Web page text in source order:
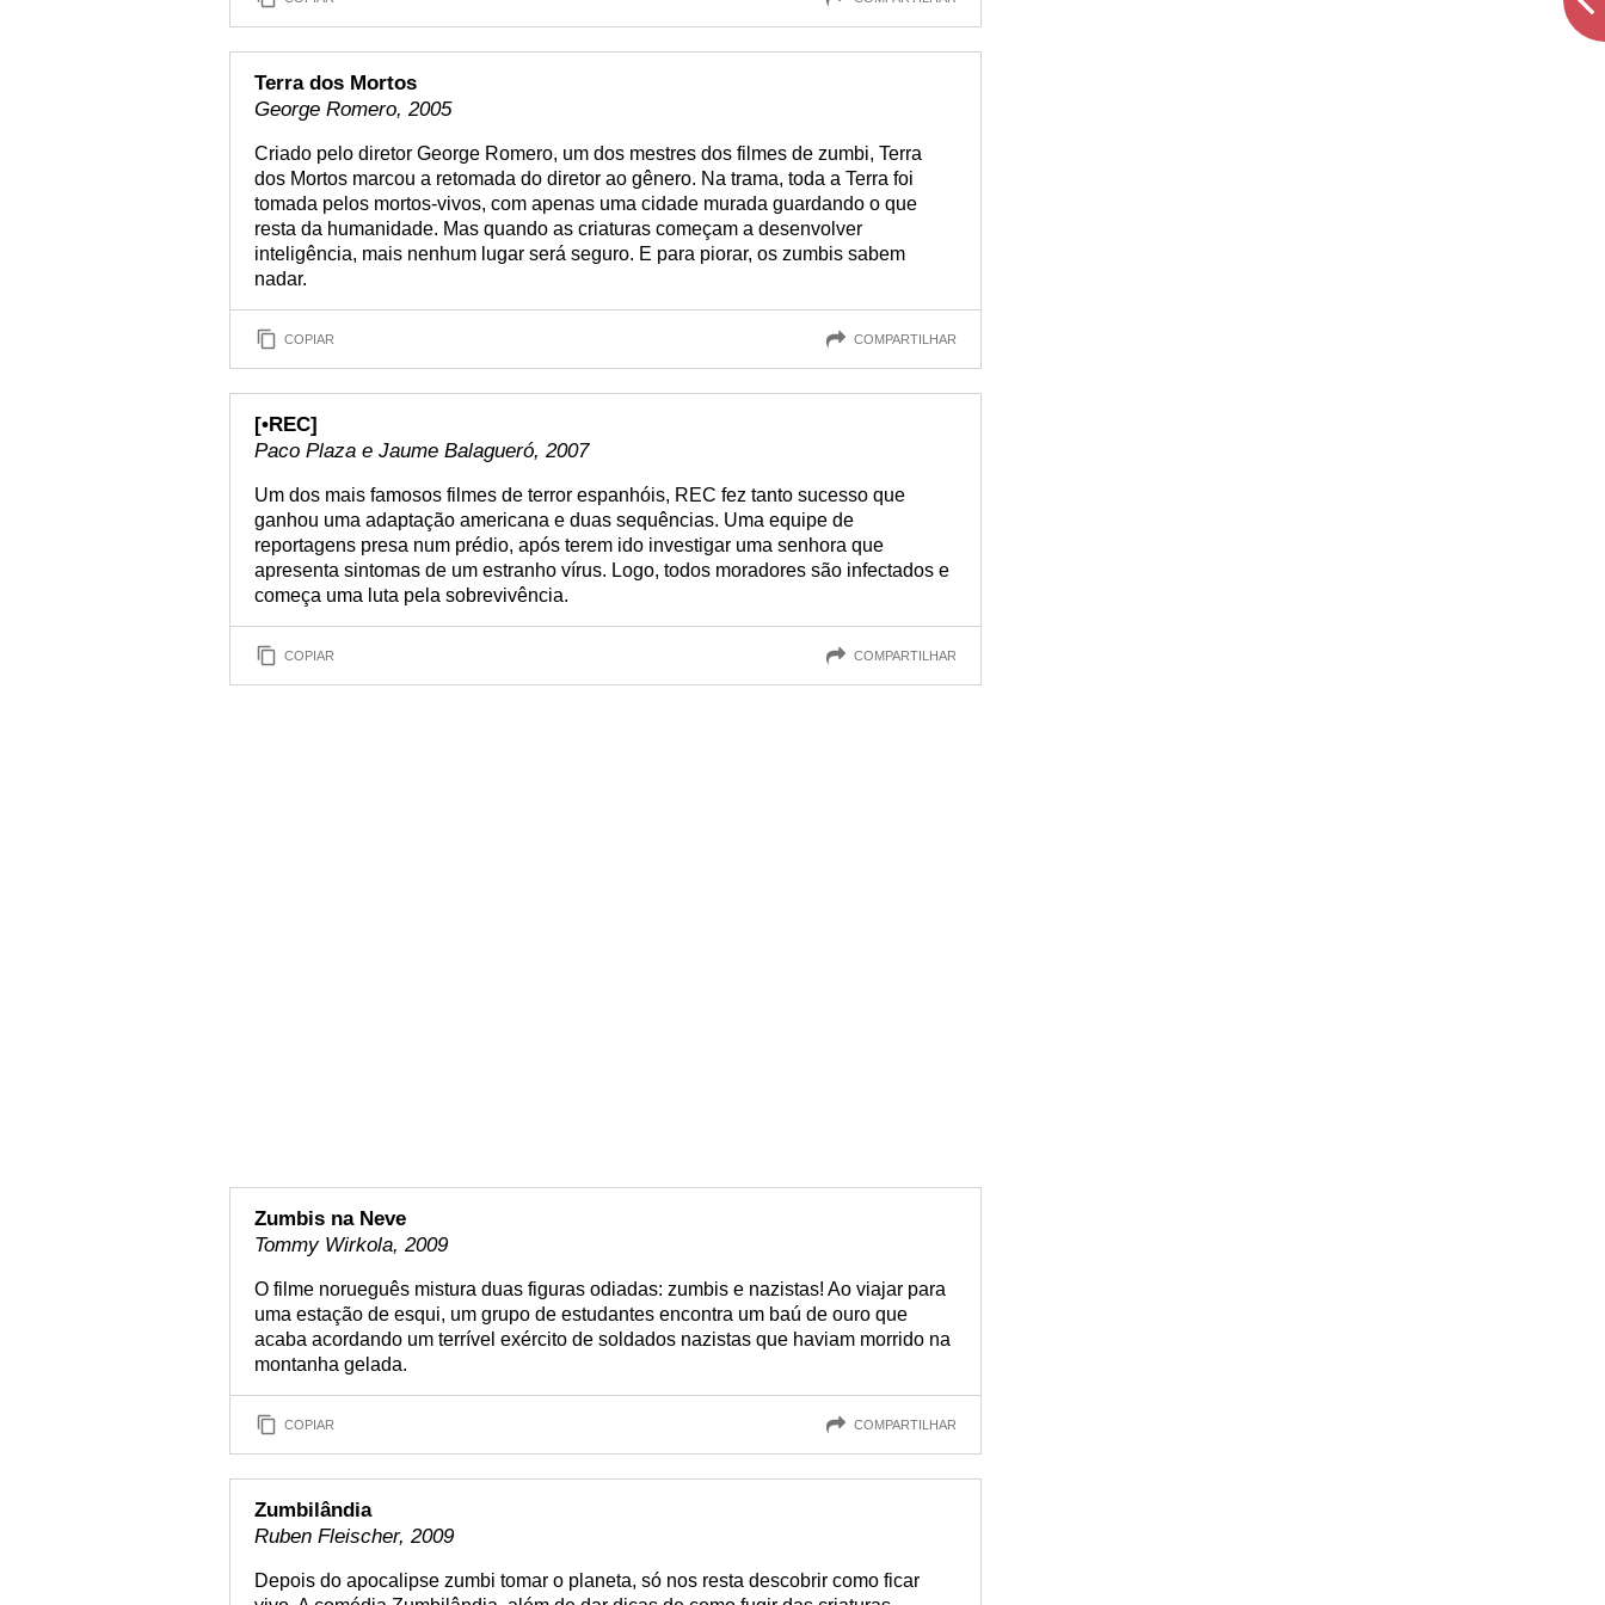
Terra dos Mortos
George Romero, 2005
Criado pelo diretor George Romero, um dos mestres dos filmes de zumbi, Terra
dos Mortos marcou a retomada do diretor ao gênero. Na trama, toda a Terra foi
tomada pelos mortos-vivos, com apenas uma cidade murada guardando o que
resta da humanidade. Mas quando as criaturas começam a desenvolver
inteligência, mais nenhum lugar será seguro. E para piorar, os zumbis sabem
nadar.
COPIAR COMPARTILHAR
[•REC]
Paco Plaza e Jaume Balagueró, 2007
Um dos mais famosos filmes de terror espanhóis, REC fez tanto sucesso que
ganhou uma adaptação americana e duas sequências. Uma equipe de
reportagens presa num prédio, após terem ido investigar uma senhora que
apresenta sintomas de um estranho vírus. Logo, todos moradores são infectados e
começa uma luta pela sobrevivência.
COPIAR COMPARTILHAR
Zumbis na Neve
Tommy Wirkola, 2009
O filme norueguês mistura duas figuras odiadas: zumbis e nazistas! Ao viajar para
uma estação de esqui, um grupo de estudantes encontra um baú de ouro que
acaba acordando um terrível exército de soldados nazistas que haviam morrido na
montanha gelada.
COPIAR COMPARTILHAR
Zumbilândia
Ruben Fleischer, 2009
Depois do apocalipse zumbi tomar o planeta, só nos resta descobrir como ficar